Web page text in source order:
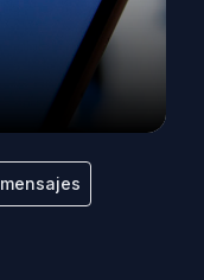
mensajes